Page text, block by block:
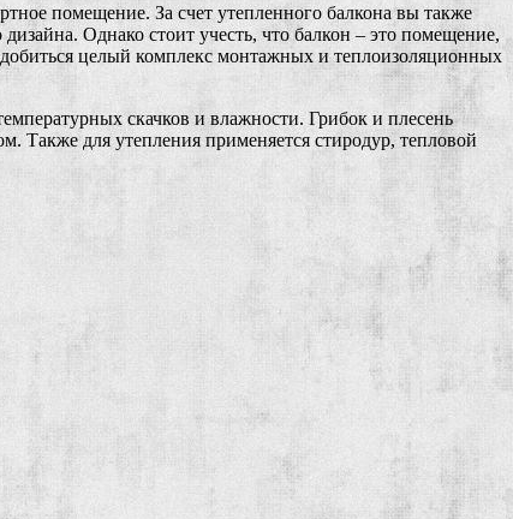
помещение. За счет утепленного балкона вы также
Однако стоит учесть, что балкон – это помещение,
целый комплекс монтажных и теплоизоляционных
скачков и влажности. Грибок и плесень
Также для утепления применяется стиродур, тепловой